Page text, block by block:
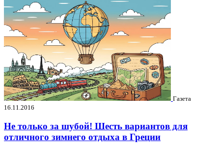
Газета
16.11.2016
Не только за шубой! Шесть вариантов для
отличного зимнего отдыха в Греции